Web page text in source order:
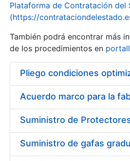
Plataforma de Contratación del
(https://
También podrá encontrar más
de los procedimientos en